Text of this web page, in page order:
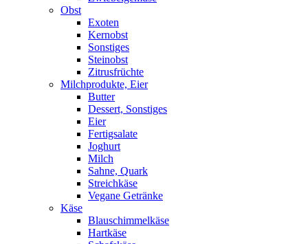
Obst
Exoten
Kernobst
Sonstiges
Steinobst
Zitrusfrüchte
Milchprodukte, Eier
Butter
Dessert, Sonstiges
Eier
Fertigsalate
Joghurt
Milch
Sahne, Quark
Streichkäse
Vegane Getränke
Käse
Blauschimmelkäse
Hartkäse